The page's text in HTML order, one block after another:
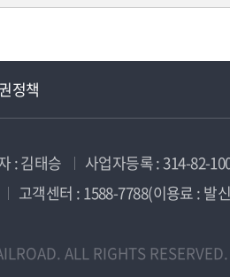
정책
: 김태승 사업자등록 : 314-82-
고객센터 : 1588-7788(이용료 : 발
ALL RIGHTS RESERVED.